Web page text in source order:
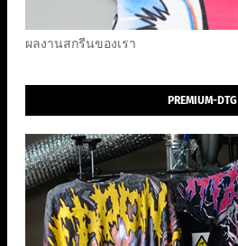
ผลงานสกรีนของเรา
PREMIUM-DTG